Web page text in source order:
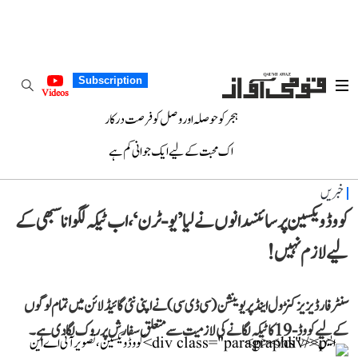
Subscription
Videos
ہجر کو حوصلہ اور وصل کو فرصت درکار
اک محبت کے لیے ایک جوانی کم ہے
خبریں
کووڈ ویکسین پر سائنسدانوں نے لیا ’یو-ٹرن‘، اب ٹیکہ لگوانا سبھی کے
لیے لازم نہیں!
سنٹر فار ڈیزیز کنڑول اینڈ پریوینشن (سی ڈی سی) نے اپنی نئی گائیڈلائن میں تمام لوگوں
کے لیے کووڈ-19 کا ٹیکہ لگانے کی لازمیت سے متعلق سفارش پر روک لگا دی ہے۔